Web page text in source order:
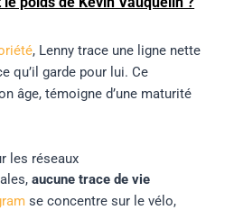
, Lenny trace une ligne nette
qu’il garde pour lui. Ce
âge, témoigne d’une maturité
les réseaux
aucune trace de vie
se concentre sur le vélo,